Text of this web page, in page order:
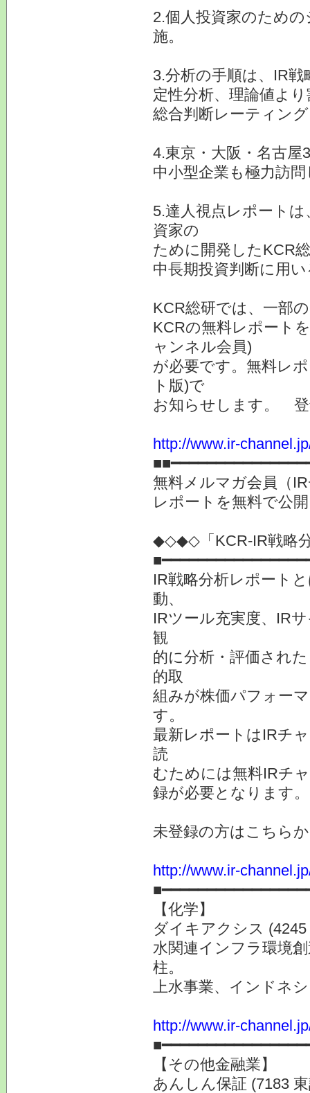
2.個人投資家のため
施。
3.分析の手順は、IR
定性分析、理論値よ
総合判断レーティン
4.東京・大阪・名古
中小型企業も極力訪
5.達人視点レポート
資家の
ために開発したKCR
中長期投資判断に用
KCR総研では、一部
KCRの無料レポート
ャンネル会員)
が必要です。無料レ
ト版)で
お知らせします。
http://www.ir-
無料メルマガ会員（
レポートを無料で
◆◇◆◇「KCR-IR戦
IR戦略分析レポート
動、
IRツール充実度、IR
観
的に分析・評価され
的取
組みが株価パフォー
す。
最新レポートはIRチ
読
むためには無料IRチ
録が必要となります。
未登録の方はこちら
http://www.ir-
【化学】
ダイキアクシス (4245
水関連インフラ環境
柱。
上水事業、インドネ
http://www.ir-
【その他金融業】
あんしん保証 (7183